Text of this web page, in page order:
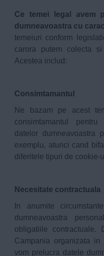
Ce temei legal avem
dumneavoastra cu
temeiuri conform
carora putem colecta
Acestea includ:
Consimtamantul
Ne bazam pe acest
consimtamantul
datelor dumneavoastra
exemplu, atunci cand
diferitele tipuri de cookie-
Necesitate contractuala
In anumite
dumneavoastra
obligatiile contractuale.
Campania organizata
vom prelucra datele